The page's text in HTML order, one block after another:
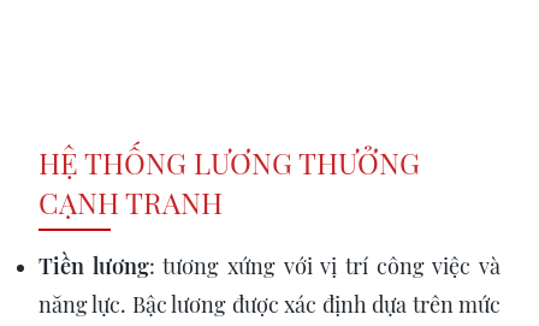
HỆ THỐNG LƯƠNG THƯỞNG
CẠNH TRANH
Tiền lương: tương xứng với vị trí công việc và
năng lực. Bậc lương được xác định dựa trên mức